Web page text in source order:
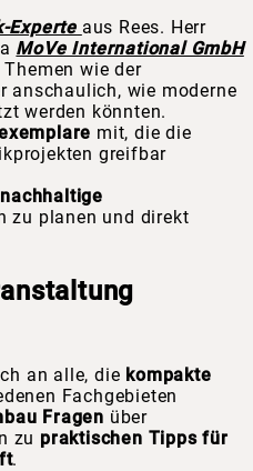
Experte aus Rees. Herr
MoVe International GmbH
wie der
anschaulich, wie moderne
werden könnten.
mit, die die
greifbar
nachhaltige
zu planen und direkt
an alle, die kompakte
Fachgebieten
Fragen über
zu praktischen Tipps für
.